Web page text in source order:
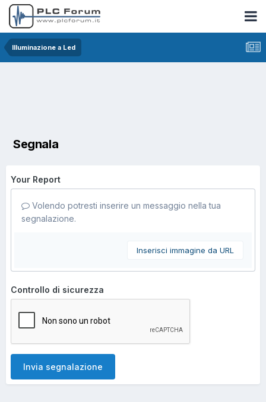
Illuminazione a Led
Segnala
Your Report
Volendo potresti inserire un messaggio nella tua
segnalazione.
Inserisci immagine da URL
Controllo di sicurezza
Invia segnalazione